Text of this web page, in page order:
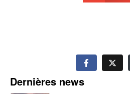
Dernières news